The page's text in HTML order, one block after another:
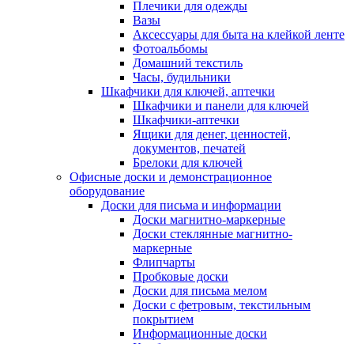
Плечики для одежды
Вазы
Аксессуары для быта на клейкой ленте
Фотоальбомы
Домашний текстиль
Часы, будильники
Шкафчики для ключей, аптечки
Шкафчики и панели для ключей
Шкафчики-аптечки
Ящики для денег, ценностей,
документов, печатей
Брелоки для ключей
Офисные доски и демонстрационное
оборудование
Доски для письма и информации
Доски магнитно-маркерные
Доски стеклянные магнитно-
маркерные
Флипчарты
Пробковые доски
Доски для письма мелом
Доски с фетровым, текстильным
покрытием
Информационные доски